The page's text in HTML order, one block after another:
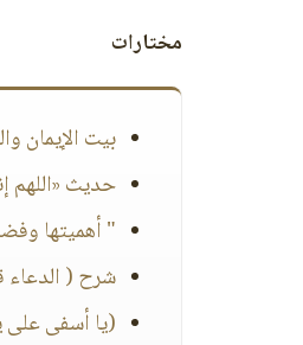
مختارات
بيت الإيمان
حديث «اللهم
" أهميتها
شرح ( الدعاء
(يا أسفى